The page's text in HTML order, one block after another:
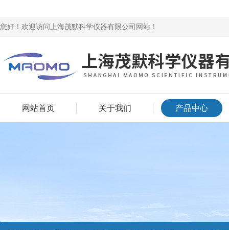
您好！欢迎访问上海茂默科学仪器有限公司网站！
网站首页 关于我们 产品中心